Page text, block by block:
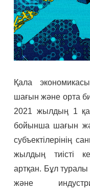
Қала
шағын және орта
2021 жылдың 1
бойынша шағын
субъектілерінің
жылдың тиісті
артқан. Бұл
және